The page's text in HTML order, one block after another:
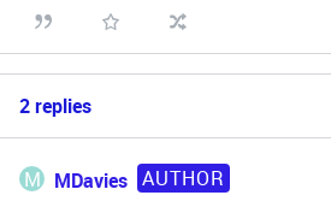
2 replies
M MDavies AUTHOR